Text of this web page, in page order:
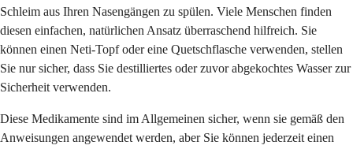
Schleim aus Ihren Nasengängen zu spülen. Viele Menschen finden
diesen einfachen, natürlichen Ansatz überraschend hilfreich. Sie
können einen Neti-Topf oder eine Quetschflasche verwenden, stellen
Sie nur sicher, dass Sie destilliertes oder zuvor abgekochtes Wasser zur
Sicherheit verwenden.
Diese Medikamente sind im Allgemeinen sicher, wenn sie gemäß den
Anweisungen angewendet werden, aber Sie können jederzeit einen